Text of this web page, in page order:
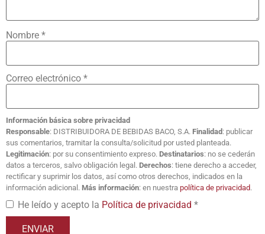
Nombre *
Correo electrónico *
Información básica sobre privacidad
Responsable: DISTRIBUIDORA DE BEBIDAS BACO, S.A. Finalidad: publicar
sus comentarios, tramitar la consulta/solicitud por usted planteada.
Legitimación: por su consentimiento expreso. Destinatarios: no se cederán
datos a terceros, salvo obligación legal. Derechos: tiene derecho a acceder,
rectificar y suprimir los datos, así como otros derechos, indicados en la
información adicional. Más información: en nuestra política de privacidad.
He leído y acepto la Política de privacidad *